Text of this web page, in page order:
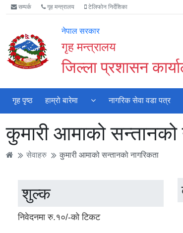
Accessibility
Mode
गर्नुहोस्
मुख्य
सामाग्री
मुख्य
नेभिगेसन
वेबसाइट
खोजमा
सम्पर्क गृह मन्त्रालय टेलिफोन निर्देशिका
नेपाल सरकार
गृह मन्त्रालय
जिल्ला प्रशासन
गृह पृष्ठ हाम्रो बारेमा नागरिक सेवा वडा पत्र
कुमारी आमाको सन्तानको
सेवाहरु कुमारी आमाको सन्तानको नागरिकता
शुल्क
निवेदनमा रु.१०/-को टिकट